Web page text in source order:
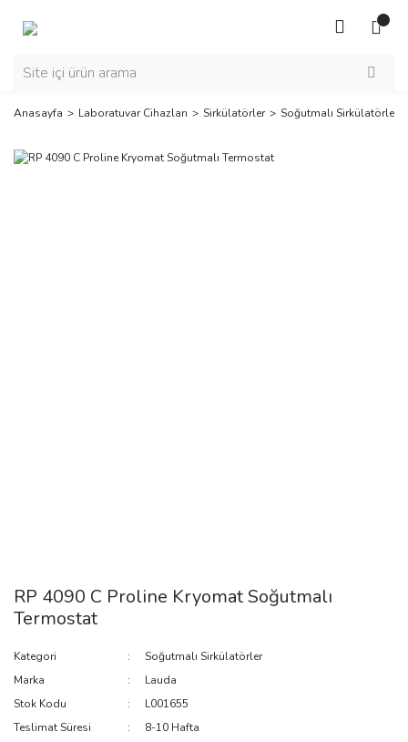
Anasayfa Laboratuvar Cihazları Sirkülatörler Soğutmalı Sirkülatörler
RP 4090 C Proline Kryomat Soğutmalı
Termostat
Kategori
Soğutmalı Sirkülatörler
Marka
Lauda
Stok Kodu
L001655
Teslimat Süresi
8-10 Hafta